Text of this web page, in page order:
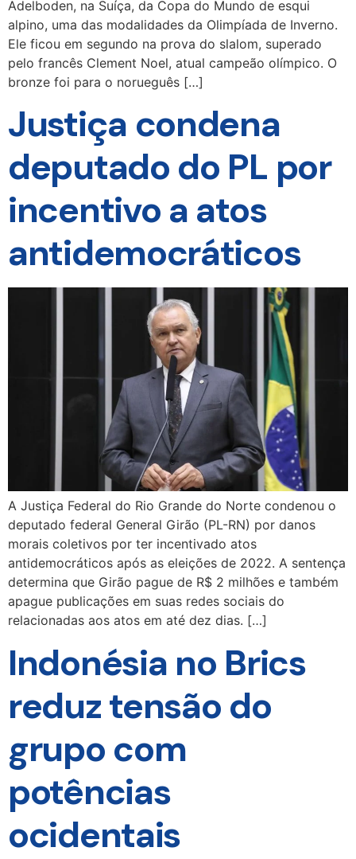
Adelboden, na Suíça, da Copa do Mundo de esqui
alpino, uma das modalidades da Olimpíada de Inverno.
Ele ficou em segundo na prova do slalom, superado
pelo francês Clement Noel, atual campeão olímpico. O
bronze foi para o norueguês […]
Justiça condena
deputado do PL por
incentivo a atos
antidemocráticos
A Justiça Federal do Rio Grande do Norte condenou o
deputado federal General Girão (PL-RN) por danos
morais coletivos por ter incentivado atos
antidemocráticos após as eleições de 2022. A sentença
determina que Girão pague de R$ 2 milhões e também
apague publicações em suas redes sociais do
relacionadas aos atos em até dez dias. […]
Indonésia no Brics
reduz tensão do
grupo com
potências
ocidentais